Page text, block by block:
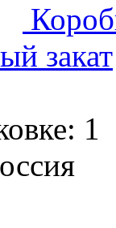
закат
1